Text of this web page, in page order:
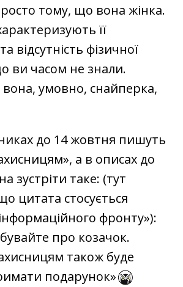
тому, що вона жінка.
її
відсутність фізичної
ви часом не знали.
умовно, снайперка,
до 14 жовтня пишуть
а в описах до
зустріти таке: (тут
цитата стосується
фронту»):
про козачок.
також буде
подарунок»